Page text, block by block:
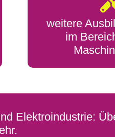
weitere
im
Elektroindustrie: